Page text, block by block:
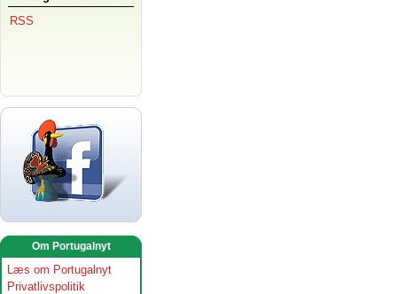
RSS
Om Portugalnyt
Læs om Portugalnyt
Privatlivspolitik